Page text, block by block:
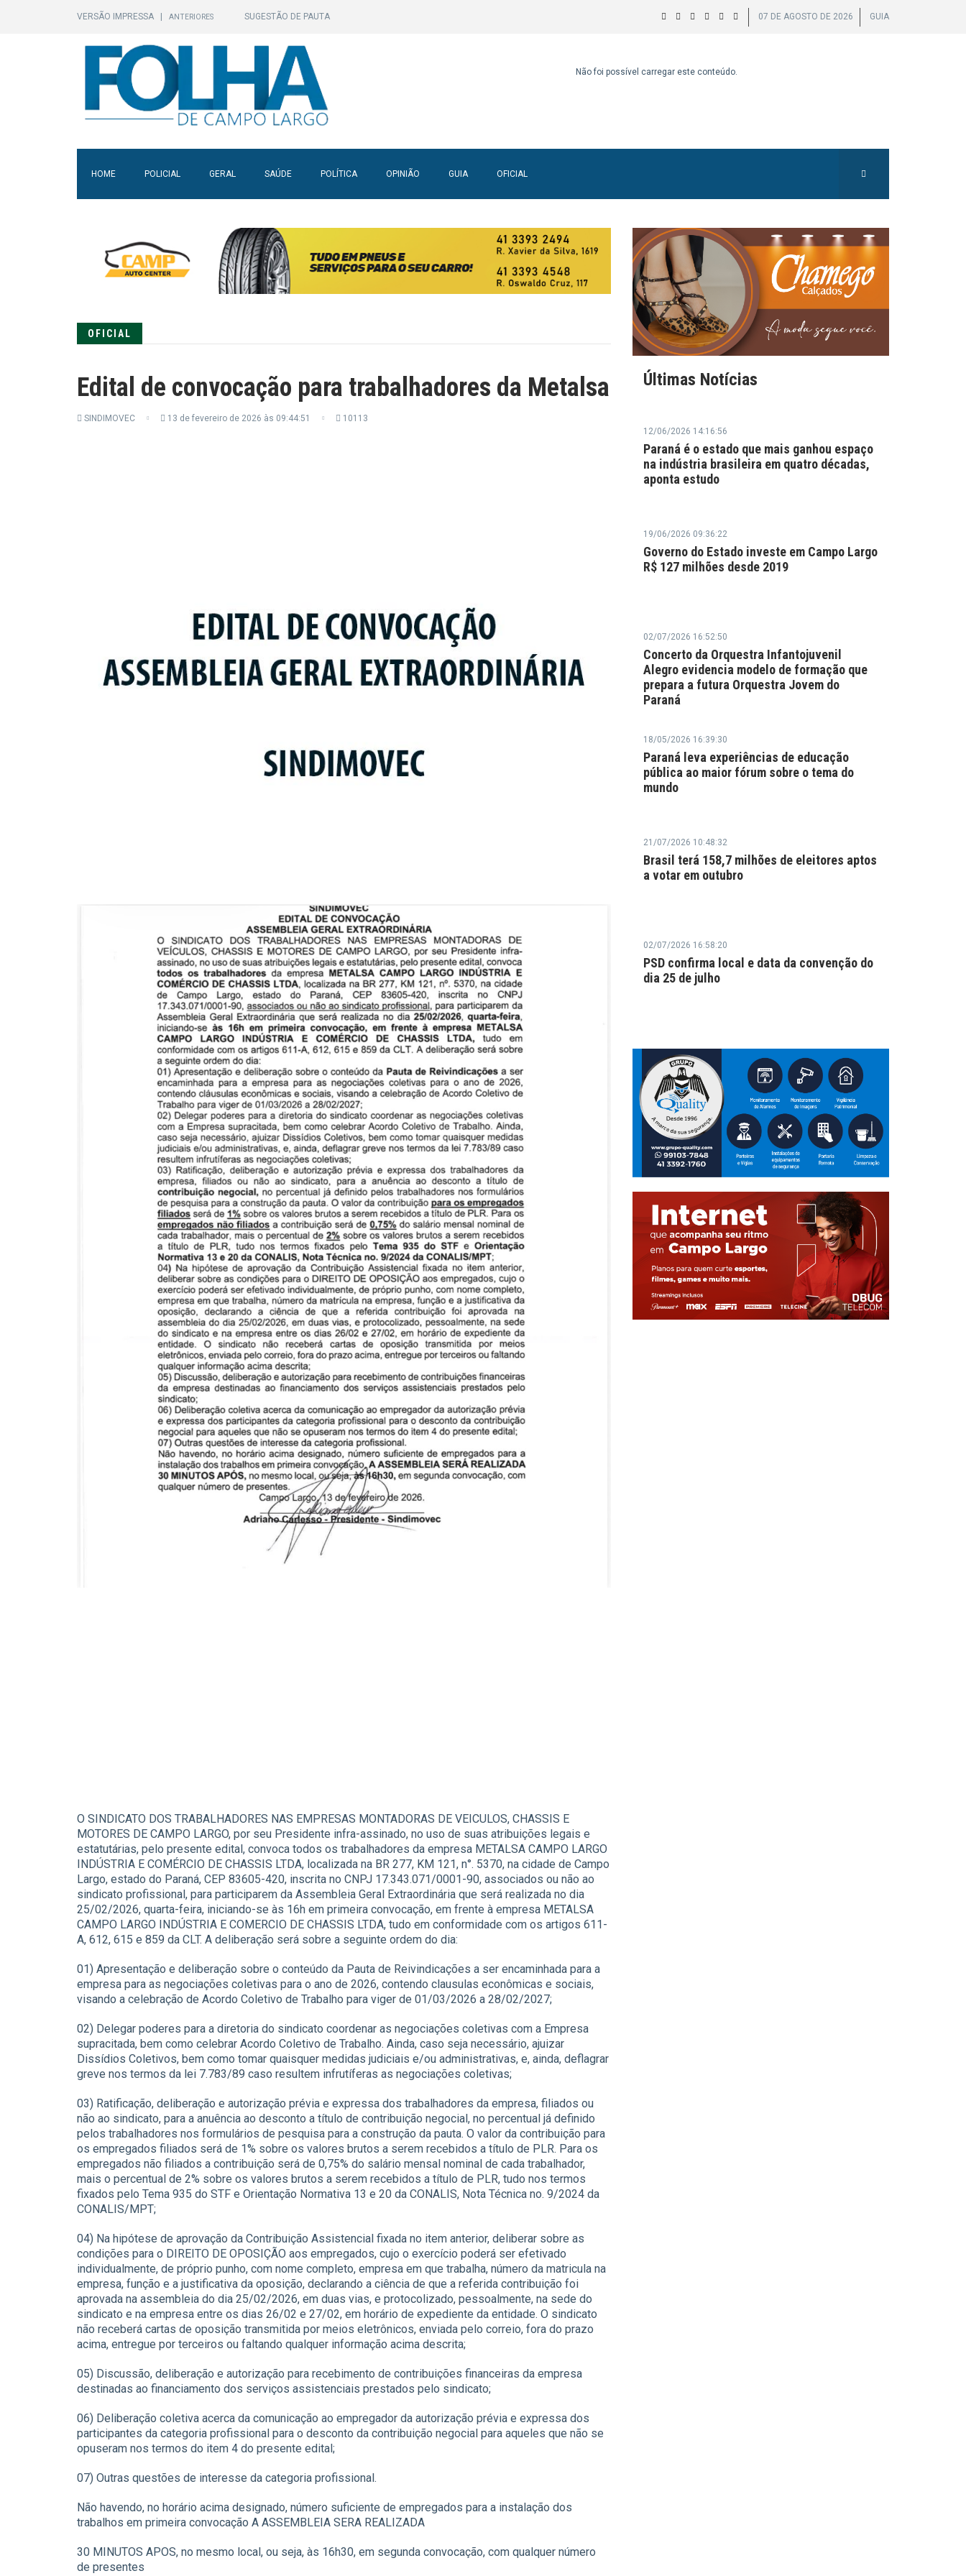
VERSÃO IMPRESSA ANTERIORES SUGESTÃO DE PAUTA 07 DE AGOSTO DE 2026 GUIA
Não foi possível carregar este conteúdo.
HOME POLICIAL GERAL SAÚDE POLÍTICA OPINIÃO GUIA OFICIAL
OFICIAL
Edital de convocação para trabalhadores da Metalsa
SINDIMOVEC 13 de fevereiro de 2026 às 09:44:51 10113
O SINDICATO DOS TRABALHADORES NAS EMPRESAS MONTADORAS DE VEICULOS, CHASSIS E
MOTORES DE CAMPO LARGO, por seu Presidente infra-assinado, no uso de suas atribuições legais e
estatutárias, pelo presente edital, convoca todos os trabalhadores da empresa METALSA CAMPO LARGO
INDÚSTRIA E COMÉRCIO DE CHASSIS LTDA, localizada na BR 277, KM 121, n°. 5370, na cidade de Campo
Largo, estado do Paraná, CEP 83605-420, inscrita no CNPJ 17.343.071/0001-90, associados ou não ao
sindicato profissional, para participarem da Assembleia Geral Extraordinária que será realizada no dia
25/02/2026, quarta-feira, iniciando-se às 16h em primeira convocação, em frente à empresa METALSA
CAMPO LARGO INDÚSTRIA E COMERCIO DE CHASSIS LTDA, tudo em conformidade com os artigos 611-
A, 612, 615 e 859 da CLT. A deliberação será sobre a seguinte ordem do dia:
01) Apresentação e deliberação sobre o conteúdo da Pauta de Reivindicações a ser encaminhada para a
empresa para as negociações coletivas para o ano de 2026, contendo clausulas econômicas e sociais,
visando a celebração de Acordo Coletivo de Trabalho para viger de 01/03/2026 a 28/02/2027;
02) Delegar poderes para a diretoria do sindicato coordenar as negociações coletivas com a Empresa
supracitada, bem como celebrar Acordo Coletivo de Trabalho. Ainda, caso seja necessário, ajuizar
Dissídios Coletivos, bem como tomar quaisquer medidas judiciais e/ou administrativas, e, ainda, deflagrar
greve nos termos da lei 7.783/89 caso resultem infrutíferas as negociações coletivas;
03) Ratificação, deliberação e autorização prévia e expressa dos trabalhadores da empresa, filiados ou
não ao sindicato, para a anuência ao desconto a título de contribuição negocial, no percentual já definido
pelos trabalhadores nos formulários de pesquisa para a construção da pauta. O valor da contribuição para
os empregados filiados será de 1% sobre os valores brutos a serem recebidos a título de PLR. Para os
empregados não filiados a contribuição será de 0,75% do salário mensal nominal de cada trabalhador,
mais o percentual de 2% sobre os valores brutos a serem recebidos a título de PLR, tudo nos termos
fixados pelo Tema 935 do STF e Orientação Normativa 13 e 20 da CONALIS, Nota Técnica no. 9/2024 da
CONALIS/MPT;
04) Na hipótese de aprovação da Contribuição Assistencial fixada no item anterior, deliberar sobre as
condições para o DIREITO DE OPOSIÇÃO aos empregados, cujo o exercício poderá ser efetivado
individualmente, de próprio punho, com nome completo, empresa em que trabalha, número da matricula na
empresa, função e a justificativa da oposição, declarando a ciência de que a referida contribuição foi
aprovada na assembleia do dia 25/02/2026, em duas vias, e protocolizado, pessoalmente, na sede do
sindicato e na empresa entre os dias 26/02 e 27/02, em horário de expediente da entidade. O sindicato
não receberá cartas de oposição transmitida por meios eletrônicos, enviada pelo correio, fora do prazo
acima, entregue por terceiros ou faltando qualquer informação acima descrita;
05) Discussão, deliberação e autorização para recebimento de contribuições financeiras da empresa
destinadas ao financiamento dos serviços assistenciais prestados pelo sindicato;
06) Deliberação coletiva acerca da comunicação ao empregador da autorização prévia e expressa dos
participantes da categoria profissional para o desconto da contribuição negocial para aqueles que não se
opuseram nos termos do item 4 do presente edital;
07) Outras questões de interesse da categoria profissional.
Não havendo, no horário acima designado, número suficiente de empregados para a instalação dos
trabalhos em primeira convocação A ASSEMBLEIA SERA REALIZADA
30 MINUTOS APOS, no mesmo local, ou seja, às 16h30, em segunda convocação, com qualquer número
de presentes
Últimas Notícias
12/06/2026 14:16:56
Paraná é o estado que mais ganhou espaço
na indústria brasileira em quatro décadas,
aponta estudo
19/06/2026 09:36:22
Governo do Estado investe em Campo Largo
R$ 127 milhões desde 2019
02/07/2026 16:52:50
Concerto da Orquestra Infantojuvenil
Alegro evidencia modelo de formação que
prepara a futura Orquestra Jovem do
Paraná
18/05/2026 16:39:30
Paraná leva experiências de educação
pública ao maior fórum sobre o tema do
mundo
21/07/2026 10:48:32
Brasil terá 158,7 milhões de eleitores aptos
a votar em outubro
02/07/2026 16:58:20
PSD confirma local e data da convenção do
dia 25 de julho